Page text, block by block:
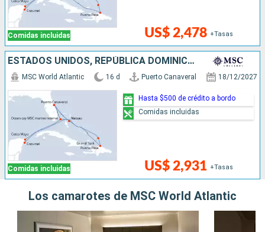
Comidas incluidas US$ 2,478 +Tasas
ESTADOS UNIDOS, REPÚBLICA DOMINICANA, BAHAMAS, MÉXICO
Comidas incluidas
MSC World Atlantic 16 d Puerto Canaveral 18/12/2027
US$ 2,931 +Tasas
Hasta $500 de crédito a bordo
Comidas incluidas
Los camarotes de MSC World Atlantic